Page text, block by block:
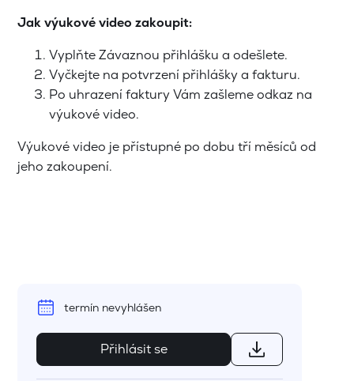
Jak výukové video zakoupit:
Vyplňte Závaznou přihlášku a odešlete.
Vyčkejte na potvrzení přihlášky a fakturu.
Po uhrazení faktury Vám zašleme odkaz na
výukové video.
Výukové video je přístupné po dobu tří měsíců od
jeho zakoupení.
termín nevyhlášen
Přihlásit se